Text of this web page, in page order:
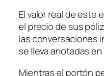
El valor real de este
el precio de sus
las conversaciones
se lleva anotadas
Mientras el portón